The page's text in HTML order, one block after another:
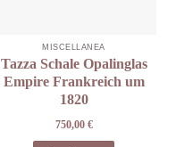
MISCELLANEA
Tazza Schale Opalinglas
Empire Frankreich um
1820
750,00 €